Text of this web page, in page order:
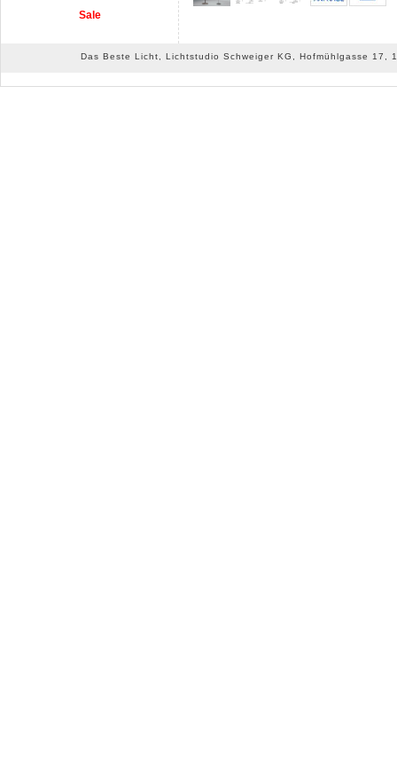
Sale
Das Beste Licht, Lichtstudio Schweiger KG, Hofmühlgasse